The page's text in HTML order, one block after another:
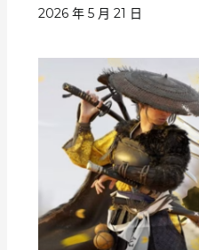
2026 年 5 月 21 日